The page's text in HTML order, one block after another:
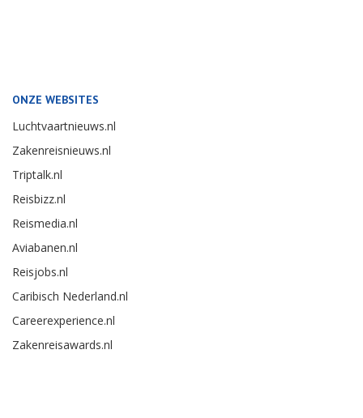
ONZE WEBSITES
Luchtvaartnieuws.nl
Zakenreisnieuws.nl
Triptalk.nl
Reisbizz.nl
Reismedia.nl
Aviabanen.nl
Reisjobs.nl
Caribisch Nederland.nl
Careerexperience.nl
Zakenreisawards.nl